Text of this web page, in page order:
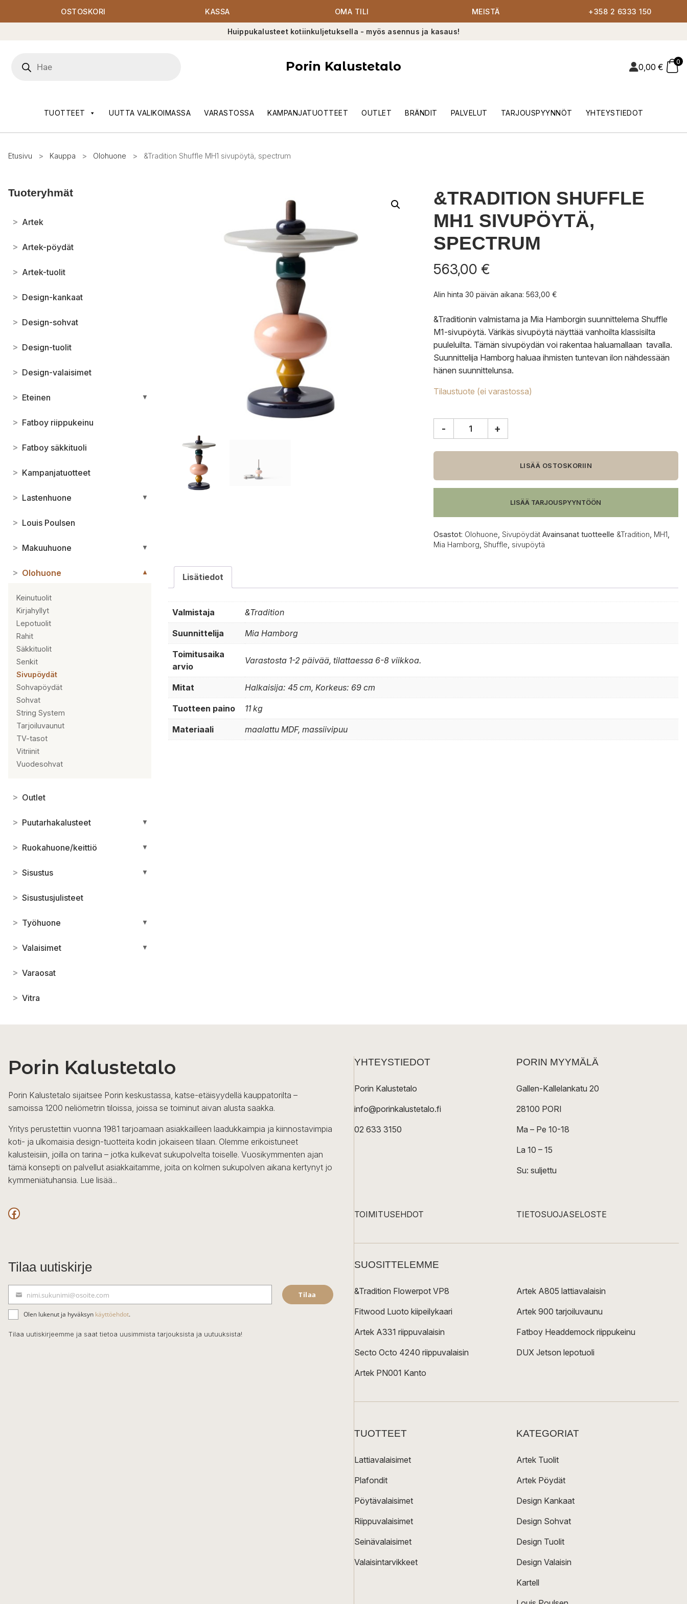
OSTOSKORI KASSA OMA TILI MEISTÄ +358 2 6333 150
Huippukalusteet kotiinkuljetuksella - myös asennus ja kasaus!
search
Porin Kalustetalo 0,00 €
0
TUOTTEET UUTTA VALIKOIMASSA VARASTOSSA KAMPANJATUOTTEET OUTLET BRÄNDIT PALVELUT TARJOUSPYYNNÖT YHTEYSTIEDOT
Etusivu > Kauppa > Olohuone > &Tradition Shuffle MH1 sivupöytä, spectrum
Tuoteryhmät
> Artek
> Artek-pöydät
> Artek-tuolit
> Design-kankaat
> Design-sohvat
> Design-tuolit
> Design-valaisimet
> Eteinen ▼
> Fatboy riippukeinu
> Fatboy säkkituoli
> Kampanjatuotteet
> Lastenhuone ▼
> Louis Poulsen
> Makuuhuone ▼
> Olohuone ▼
Keinutuolit
Kirjahyllyt
Lepotuolit
Rahit
Säkkituolit
Senkit
Sivupöydät
Sohvapöydät
Sohvat
String System
Tarjoiluvaunut
TV-tasot
Vitriinit
Vuodesohvat
> Outlet
> Puutarhakalusteet ▼
> Ruokahuone/keittiö ▼
> Sisustus ▼
> Sisustusjulisteet
> Työhuone ▼
> Valaisimet ▼
> Varaosat
> Vitra
&TRADITION SHUFFLE
MH1 SIVUPÖYTÄ,
SPECTRUM
563,00 €
Alin hinta 30 päivän aikana: 563,00 €
&Traditionin valmistama ja Mia Hamborgin suunnittelema Shuffle
M1-sivupöytä. Värikäs sivupöytä näyttää vanhoilta klassisilta
puuleluilta. Tämän sivupöydän voi rakentaa haluamallaan tavalla.
Suunnittelija Hamborg haluaa ihmisten tuntevan ilon nähdessään
hänen suunnittelunsa.
Tilaustuote (ei varastossa)
&Tradition
MH1
spectrum
määrä
- +
LISÄÄ OSTOSKORIIN
LISÄÄ TARJOUSPYYNTÖÖN
Osastot: Olohuone Sivupöydät Avainsanat tuotteelle &Tradition MH1
Mia Hamborg Shuffle sivupöytä
Lisätiedot
Valmistaja &Tradition
Suunnittelija Mia Hamborg
Toimitusaika
arvio
Varastosta 1-2 päivää, tilattaessa 6-8 viikkoa.
Mitat Halkaisija: 45 cm, Korkeus: 69 cm
Tuotteen paino 11 kg
Materiaali maalattu MDF, massiivipuu
Porin Kalustetalo
Porin Kalustetalo sijaitsee Porin keskustassa, katse-etäisyydellä kauppatorilta –
samoissa 1200 neliömetrin tiloissa, joissa se toiminut aivan alusta saakka.
Yritys perustettiin vuonna 1981 tarjoamaan asiakkailleen laadukkaimpia ja kiinnostavimpia
koti- ja ulkomaisia design-tuotteita kodin jokaiseen tilaan. Olemme erikoistuneet
kalusteisiin, joilla on tarina – jotka kulkevat sukupolvelta toiselle. Vuosikymmenten ajan
tämä konsepti on palvellut asiakkaitamme, joita on kolmen sukupolven aikana kertynyt jo
kymmeniätuhansia. Lue lisää...
Facebook
Tilaa uutiskirje
ä
h
k
nimi.sukunimi@osoite.com Tilaa
Olen lukenut ja hyväksyn käyttöehdot.
Tilaa uutiskirjeemme ja saat tietoa uusimmista tarjouksista ja uutuuksista!
YHTEYSTIEDOT
Porin Kalustetalo
info@porinkalustetalo.fi
02 633 3150
PORIN MYYMÄLÄ
Gallen-Kallelankatu 20
28100 PORI
Ma – Pe 10-18
La 10 – 15
Su: suljettu
TOIMITUSEHDOT TIETOSUOJASELOSTE
SUOSITTELEMME
&Tradition Flowerpot VP8
Fitwood Luoto kiipeilykaari
Artek A331 riippuvalaisin
Secto Octo 4240 riippuvalaisin
Artek PN001 Kanto
Artek A805 lattiavalaisin
Artek 900 tarjoiluvaunu
Fatboy Headdemock riippukeinu
DUX Jetson lepotuoli
TUOTTEET
Lattiavalaisimet
Plafondit
Pöytävalaisimet
Riippuvalaisimet
Seinävalaisimet
Valaisintarvikkeet
KATEGORIAT
Artek Tuolit
Artek Pöydät
Design Kankaat
Design Sohvat
Design Tuolit
Design Valaisin
Kartell